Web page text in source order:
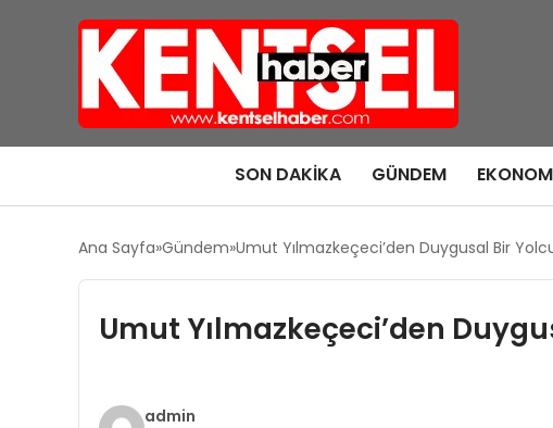
SON DAKIKA GÜNDEM
Ana Sayfa Gündem Umut Yılmazkeçeci’den Duygusal Bir
Umut Yılmazkeçeci’den
admin